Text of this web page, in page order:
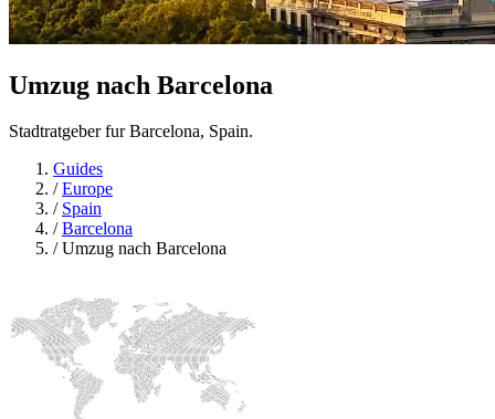
Umzug nach Barcelona
Stadtratgeber fur Barcelona, Spain.
Guides
/Europe
/ Spain
/Barcelona
/Umzug nach Barcelona